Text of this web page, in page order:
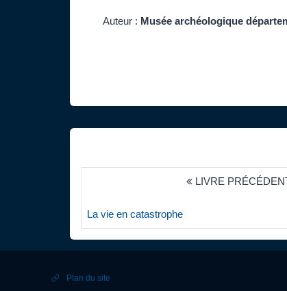
Auteur : Musée archéologique
LIVRE
La vie en catastrophe
Plan du site